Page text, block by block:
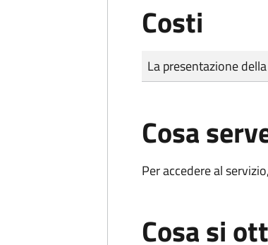
Costi
Tipo di pagamento
Importo
La presentazione
Cosa
Per accedere al
Cosa si